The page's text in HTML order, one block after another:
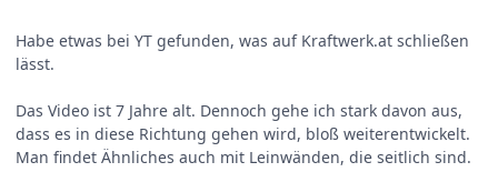
Habe etwas bei YT gefunden, was auf Kraftwerk.at schließen
lässt.
Das Video ist 7 Jahre alt. Dennoch gehe ich stark davon aus,
dass es in diese Richtung gehen wird, bloß weiterentwickelt.
Man findet Ähnliches auch mit Leinwänden, die seitlich sind.